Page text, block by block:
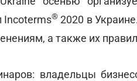
Incoterms® 2020 в
а также их
владельцы